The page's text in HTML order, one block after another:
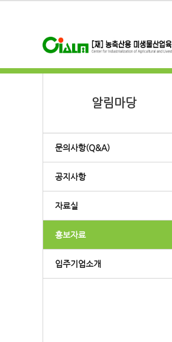
알림마당
문의사항(Q&A)
공지사항
자료실
홍보자료
입주기업소개